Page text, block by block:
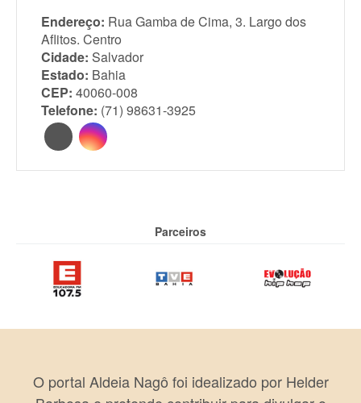
Endereço: Rua Gamba de Cima, 3. Largo dos
Aflitos. Centro
Cidade: Salvador
Estado: Bahia
CEP: 40060-008
Telefone: (71) 98631-3925
Parceiros
O portal Aldeia Nagô foi idealizado por Helder